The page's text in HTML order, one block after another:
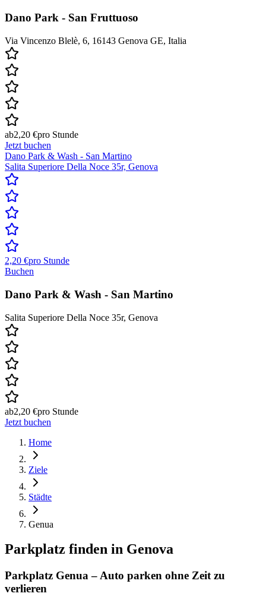
Dano Park - San Fruttuoso
Via Vincenzo Blelè, 6, 16143 Genova GE, Italia
ab2,20 €pro Stunde
Jetzt buchen
Dano Park & Wash - San Martino
Salita Superiore Della Noce 35r, Genova
2,20 €pro Stunde
Buchen
Dano Park & Wash - San Martino
Salita Superiore Della Noce 35r, Genova
ab2,20 €pro Stunde
Jetzt buchen
Home
Ziele
Städte
Genua
Parkplatz finden in Genova
Parkplatz Genua – Auto parken ohne Zeit zu
verlieren